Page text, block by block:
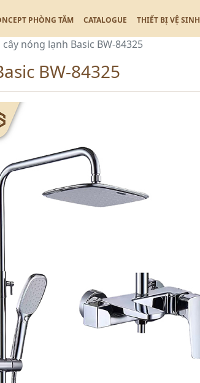
PHÒNG TẮM CATALOGUE THIẾT BỊ VỆ SINH
cây nóng lạnh Basic BW-84325
BW-84325